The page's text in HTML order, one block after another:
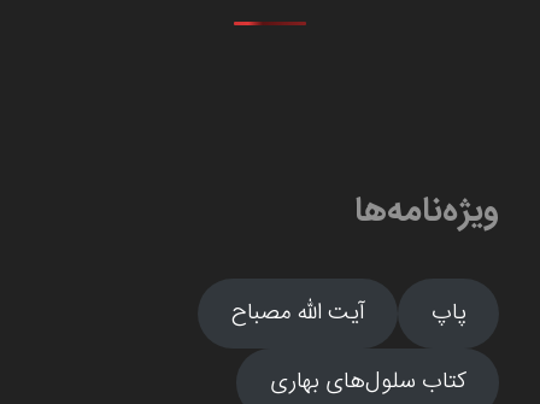
ویژه‌نامه‌ها
پاپ
آیت الله مصباح
کتاب سلول‌های بهاری